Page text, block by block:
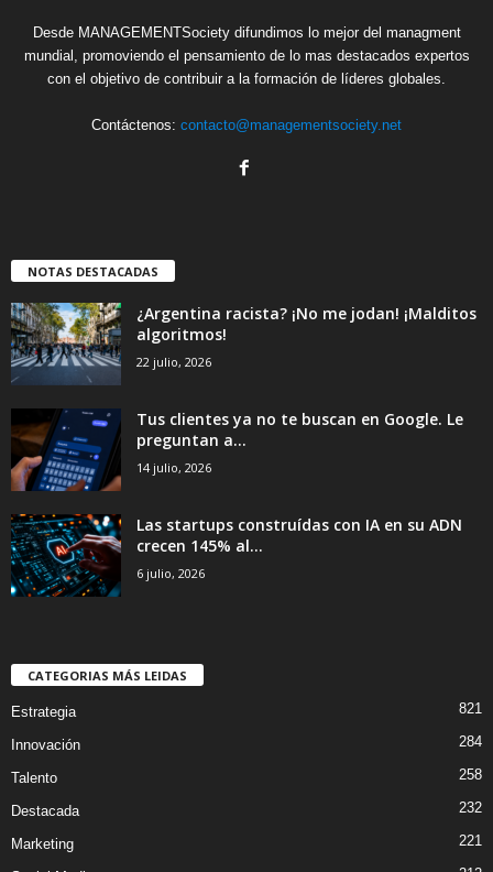
Desde MANAGEMENTSociety difundimos lo mejor del managment
mundial, promoviendo el pensamiento de lo mas destacados expertos
con el objetivo de contribuir a la formación de líderes globales.
Contáctenos: contacto@managementsociety.net
NOTAS DESTACADAS
¿Argentina racista? ¡No me jodan! ¡Malditos
algoritmos!
22 julio, 2026
Tus clientes ya no te buscan en Google. Le
preguntan a...
14 julio, 2026
Las startups construídas con IA en su ADN
crecen 145% al...
6 julio, 2026
CATEGORIAS MÁS LEIDAS
Estrategia 821
Innovación 284
Talento 258
Destacada 232
Marketing 221